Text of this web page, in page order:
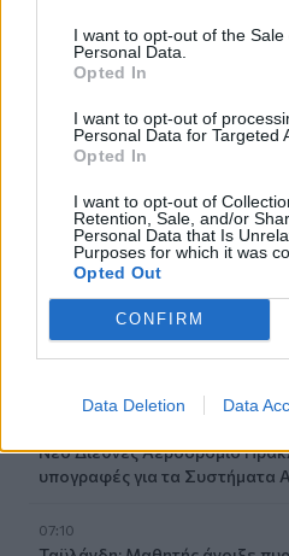
I want to opt-out of the Sale
Personal Data.
Opted In
I want to opt-out of
Personal Data for Targeted
Opted In
I want to opt-out of
Retention, Sale, and/or
Personal Data that Is
Purposes for which it was
Opted Out
CONFIRM
Data Deletion Data
07:45
Φωτιά τα ξημερώματα στη
Σαουδική Αραβία, Τουρκία
αμυντική συμφωνία
Σήμερα η δεύτερη πληρωμή
Λογαριασμού Αγροτικής Εστίας
Νέο Διεθνές Αεροδρόμιο
υπογραφές για τα Συστήματα
07:10